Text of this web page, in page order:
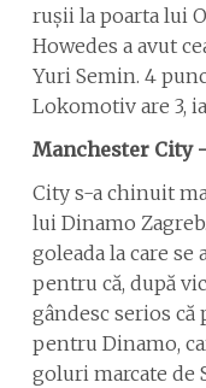
rușii la poarta lui
Howedes a avut
Yuri Semin. 4
Lokomotiv are 3,
Manchester City
City s-a chinuit
lui Dinamo
goleada la care se
pentru că, după
gândesc serios că
pentru Dinamo,
goluri marcate de